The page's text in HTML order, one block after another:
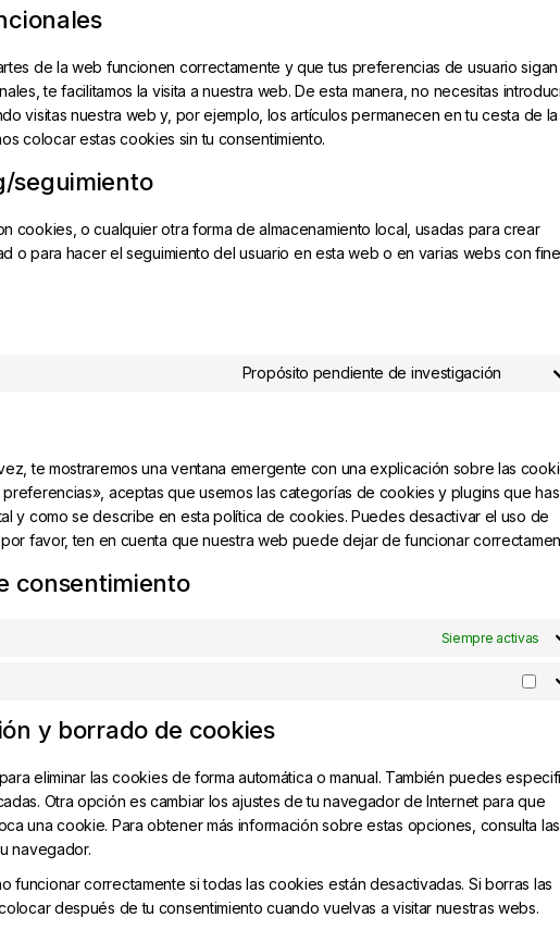
de la web funcionen correctamente y que tus preferencias de usuario sigan
te facilitamos la visita a nuestra web. De esta manera, no necesitas
visitas nuestra web y, por ejemplo, los artículos permanecen en tu cesta de la
colocar estas cookies sin tu consentimiento.
seguimiento
cookies, o cualquier otra forma de almacenamiento local, usadas para crear
o para hacer el seguimiento del usuario en esta web o en varias webs con
Propósito pendiente de investigación
te mostraremos una ventana emergente con una explicación sobre las
aceptas que usemos las categorías de cookies y plugins que has
y como se describe en esta política de cookies. Puedes desactivar el uso de
favor, ten en cuenta que nuestra web puede dejar de funcionar
consentimiento
Siempre activas
y borrado de cookies
eliminar las cookies de forma automática o manual. También puedes
Otra opción es cambiar los ajustes de tu navegador de Internet para que
una cookie. Para obtener más información sobre estas opciones, consulta las
navegador.
funcionar correctamente si todas las cookies están desactivadas. Si borras las
después de tu consentimiento cuando vuelvas a visitar nuestras webs.